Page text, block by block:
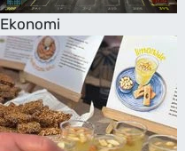
Ekonomi